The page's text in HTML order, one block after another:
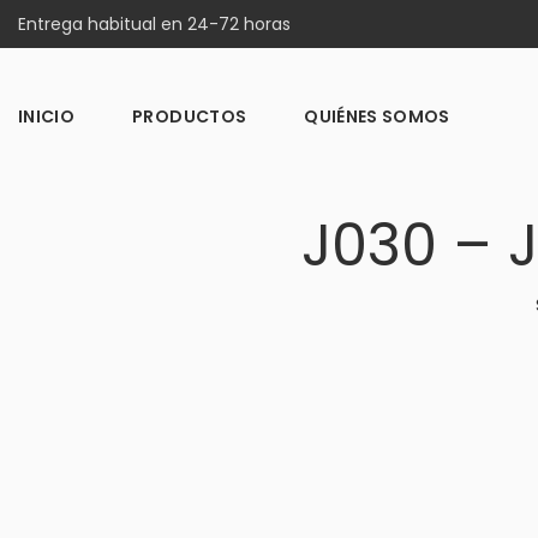
Entrega habitual en 24-72 horas
INICIO PRODUCTOS QUIÉNES SOMOS
J030 –